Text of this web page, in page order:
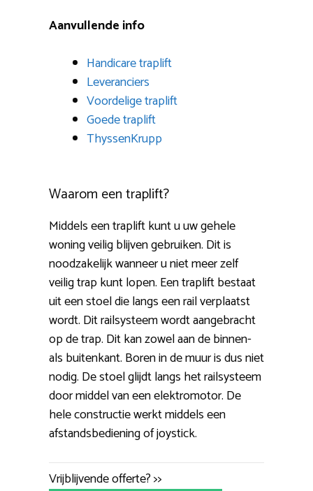
Aanvullende info
Handicare traplift
Leveranciers
Voordelige traplift
Goede traplift
ThyssenKrupp
Waarom een traplift?
Middels een traplift kunt u uw gehele
woning veilig blijven gebruiken. Dit is
noodzakelijk wanneer u niet meer zelf
veilig trap kunt lopen. Een traplift bestaat
uit een stoel die langs een rail verplaatst
wordt. Dit railsysteem wordt aangebracht
op de trap. Dit kan zowel aan de binnen-
als buitenkant. Boren in de muur is dus niet
nodig. De stoel glijdt langs het railsysteem
door middel van een elektromotor. De
hele constructie werkt middels een
afstandsbediening of joystick.
Vrijblijvende offerte? >>